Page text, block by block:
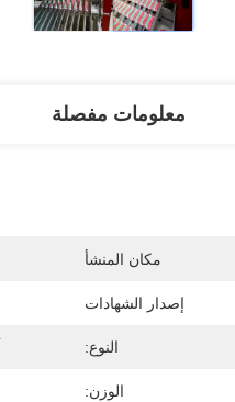
معلومات مفصلة
مكان المنشأ
إصدار الشهادات
النوع:
الوزن: